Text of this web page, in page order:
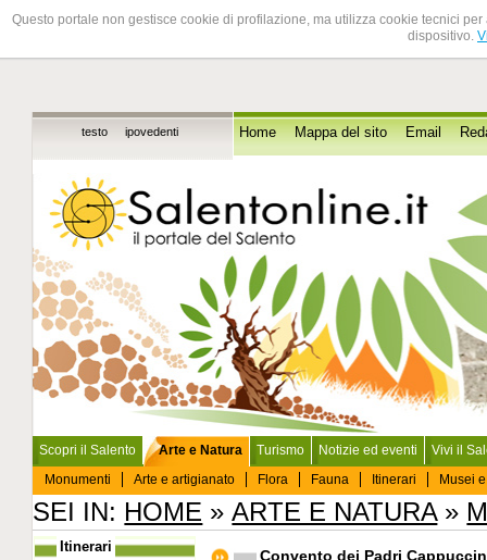
Questo portale non gestisce cookie di profilazione, ma utilizza cookie tecnici
dispositivo.
testo ipovedenti Home Mappa del sito Email
Scopri il Salento
Arte e Natura
Monumenti
Arte e artigianato Flora Fauna Itinerari Musei
Turismo Notizie ed eventi Vivi il
SEI IN: HOME »ARTE E NATURA»
Convento dei Padri
Itinerari